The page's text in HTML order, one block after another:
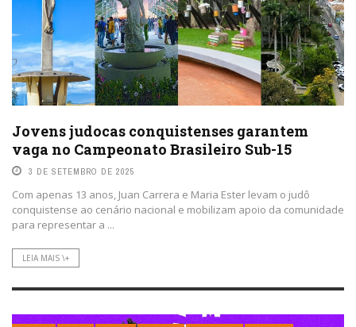
Jovens judocas conquistenses garantem
vaga no Campeonato Brasileiro Sub-15
3 DE SETEMBRO DE 2025
Com apenas 13 anos, Juan Carrera e Maria Ester levam o judô
conquistense ao cenário nacional e mobilizam apoio da comunidade
para representar a ...
LEIA MAIS \+